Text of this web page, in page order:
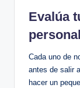
Evalúa
Cada uno de
antes de salir
hacer un